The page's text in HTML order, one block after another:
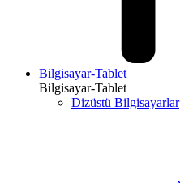
Bilgisayar-Tablet
Bilgisayar-Tablet
Dizüstü Bilgisayarlar